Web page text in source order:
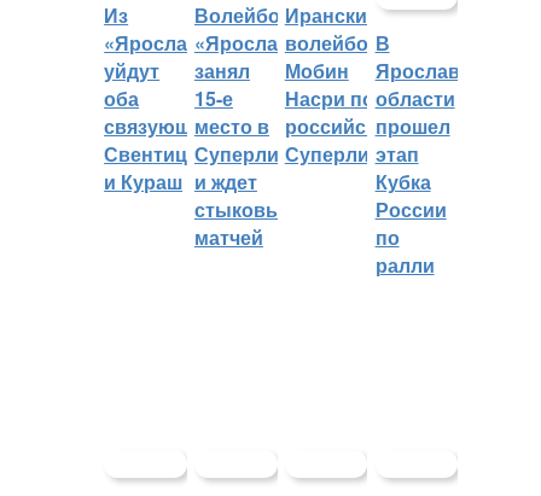
Из
«Ярославича»
уйдут
оба
связующих:
Свентицкис
и Кураш
Волейбольный
«Ярославич»
занял
15-е
место в
Суперлиге
и ждет
стыковых
матчей
Иранский
волейболист
Мобин
Насри покинет
российскую
Суперлигу
В
Ярославской
области
прошел
этап
Кубка
России
по
ралли